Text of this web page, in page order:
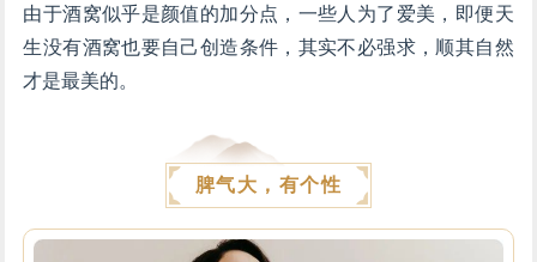
由于酒窝似乎是颜值的加分点，一些人为了爱美，即便天
生没有酒窝也要自己创造条件，其实不必强求，顺其自然
才是最美的。
脾气大，有个性